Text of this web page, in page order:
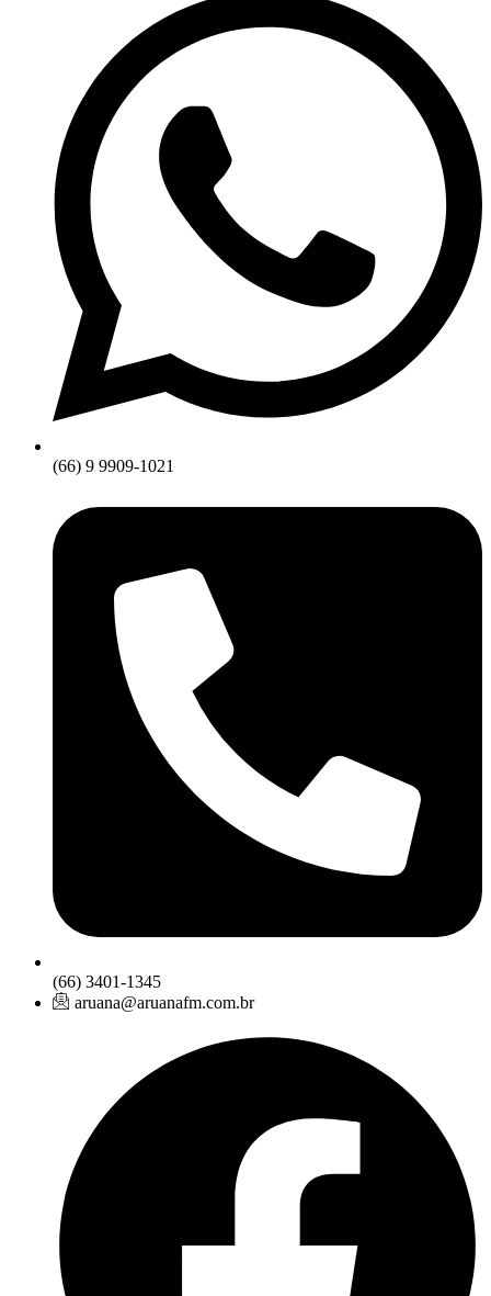
(66) 9 9909-1021
(66) 3401-1345
aruana@aruanafm.com.br